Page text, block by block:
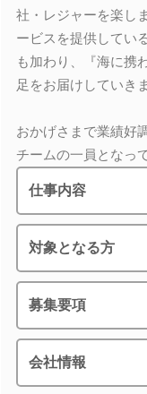
社・レジャーを楽し
ービスを提供してい
も加わり、『海に携
足をお届けしていきま
おかげさまで業績好
チームの一員となっ
仕事内容
対象となる方
募集要項
会社情報